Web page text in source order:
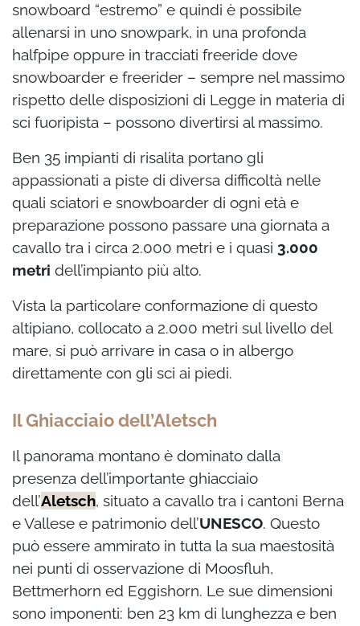
snowboard “estremo” e quindi è possibile
allenarsi in uno snowpark, in una profonda
halfpipe oppure in tracciati freeride dove
snowboarder e freerider – sempre nel massimo
rispetto delle disposizioni di Legge in materia di
sci fuoripista – possono divertirsi al massimo.
Ben 35 impianti di risalita portano gli
appassionati a piste di diversa difficoltà nelle
quali sciatori e snowboarder di ogni età e
preparazione possono passare una giornata a
cavallo tra i circa 2.000 metri e i quasi 3.000
metri dell’impianto più alto.
Vista la particolare conformazione di questo
altipiano, collocato a 2.000 metri sul livello del
mare, si può arrivare in casa o in albergo
direttamente con gli sci ai piedi.
Il Ghiacciaio dell’Aletsch
Il panorama montano è dominato dalla
presenza dell’importante ghiacciaio
dell’Aletsch, situato a cavallo tra i cantoni Berna
e Vallese e patrimonio dell’UNESCO. Questo
può essere ammirato in tutta la sua maestosità
nei punti di osservazione di Moosfluh,
Bettmerhorn ed Eggishorn. Le sue dimensioni
sono imponenti: ben 23 km di lunghezza e ben